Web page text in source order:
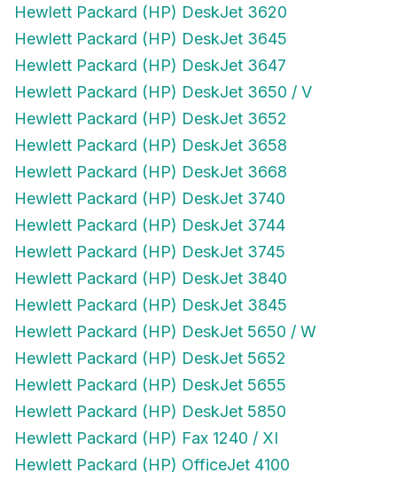
Hewlett Packard (HP) DeskJet 3620
Hewlett Packard (HP) DeskJet 3645
Hewlett Packard (HP) DeskJet 3647
Hewlett Packard (HP) DeskJet 3650 / V
Hewlett Packard (HP) DeskJet 3652
Hewlett Packard (HP) DeskJet 3658
Hewlett Packard (HP) DeskJet 3668
Hewlett Packard (HP) DeskJet 3740
Hewlett Packard (HP) DeskJet 3744
Hewlett Packard (HP) DeskJet 3745
Hewlett Packard (HP) DeskJet 3840
Hewlett Packard (HP) DeskJet 3845
Hewlett Packard (HP) DeskJet 5650 / W
Hewlett Packard (HP) DeskJet 5652
Hewlett Packard (HP) DeskJet 5655
Hewlett Packard (HP) DeskJet 5850
Hewlett Packard (HP) Fax 1240 / XI
Hewlett Packard (HP) OfficeJet 4100